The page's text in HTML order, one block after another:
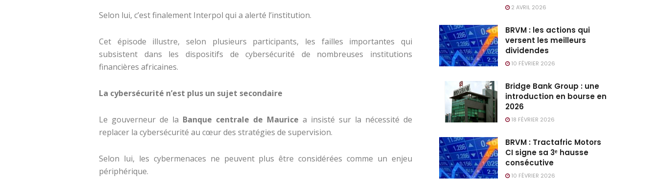
Selon lui, c’est finalement Interpol qui a alerté l’institution.
Cet épisode illustre, selon plusieurs participants, les failles importantes qui
subsistent dans les dispositifs de cybersécurité de nombreuses institutions
financières africaines.
La cybersécurité n’est plus un sujet secondaire
Le gouverneur de la Banque centrale de Maurice a insisté sur la nécessité de
replacer la cybersécurité au cœur des stratégies de supervision.
Selon lui, les cybermenaces ne peuvent plus être considérées comme un enjeu
périphérique.
2 AVRIL 2026
BRVM : les actions qui
versent les meilleurs
dividendes
10 FÉVRIER 2026
Bridge Bank Group : une
introduction en bourse en
2026
18 FÉVRIER 2026
BRVM : Tractafric Motors
CI signe sa 3ᵉ hausse
consécutive
10 FÉVRIER 2026